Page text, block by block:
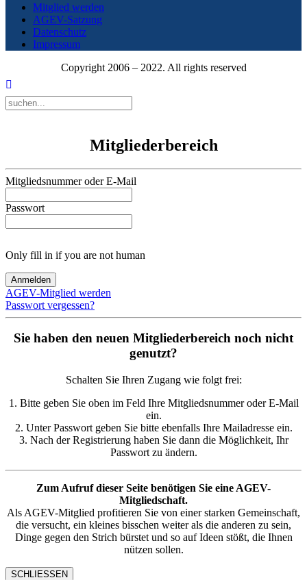
Mitglied werden
AGEV-Satzung
Datenschutz
Impressum
Copyright 2006 – 2022. All rights reserved
Mitgliederbereich
Mitgliedsnummer oder E-Mail
Passwort
Only fill in if you are not human
AGEV-Mitglied werden
Passwort vergessen?
Sie haben den neuen Mitgliederbereich noch nicht
genutzt?
Schalten Sie Ihren Zugang wie folgt frei:
1. Bitte geben Sie oben im Feld Ihre Mitgliedsnummer oder E-Mail
ein.
2. Unter Passwort geben Sie bitte ebenfalls Ihre Mailadresse ein.
3. Nach der Registrierung haben Sie dann die Möglichkeit, Ihr
Passwort zu ändern.
Zum Aufruf dieser Seite benötigen Sie eine AGEV-
Mitgliedschaft.
Als AGEV-Mitglied profitieren Sie von einer starken Gemeinschaft,
die versucht, ein kleines bisschen weiter als die anderen zu sein,
Dinge gegen den Strich bürstet und so auf Ideen stößt, die Ihnen
nützen sollen.
SCHLIESSEN